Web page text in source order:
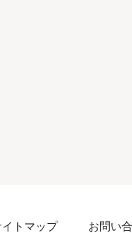
イトマップ お問い